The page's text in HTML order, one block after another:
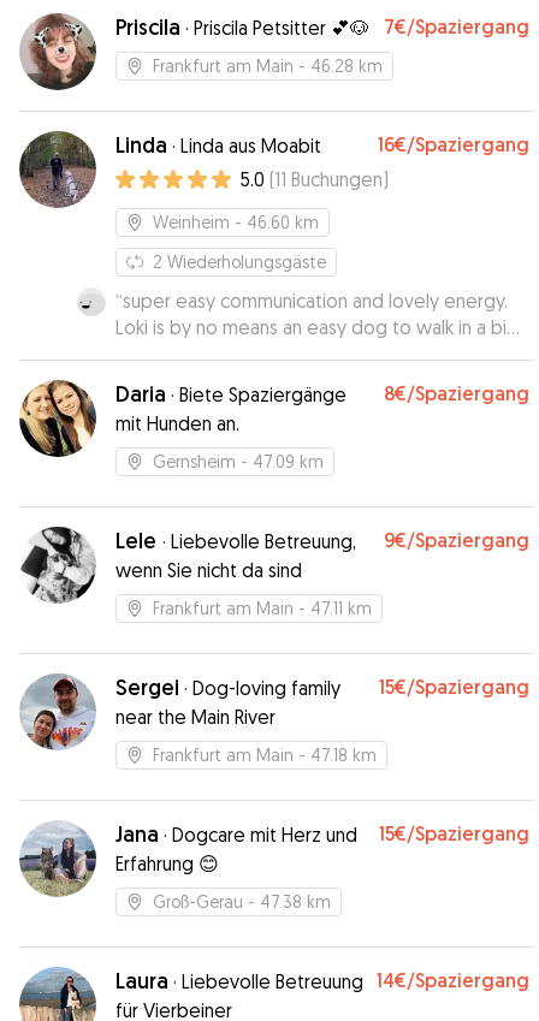
fürsorglich und aufmerksam um Kenzo
gekümmert, viele Kuscheleinheiten, ausgiebige
Spaziergänge und Spieleinheiten. Frauchen hat
Updates über den Tag. :) rundum
empfehlenswert, ist auf jeden Fall meine erste
Wahl 👍”
Priscila · Priscila Petsitter 💕🐶 7€/Spaziergang
Frankfurt am Main - 46.28 km
Linda · Linda aus Moabit 16€/Spaziergang
5.0 (11 Buchungen)
Weinheim - 46.60 km
2 Wiederholungsgäste
“super easy communication and lovely energy.
Loki is by no means an easy dog to walk in a big
city but Linda topped all our expectations.”
Daria · Biete Spaziergänge
mit Hunden an.
8€/Spaziergang
Gernsheim - 47.09 km
Lele · Liebevolle Betreuung,
wenn Sie nicht da sind
9€/Spaziergang
Frankfurt am Main - 47.11 km
Sergei · Dog-loving family
near the Main River
15€/Spaziergang
Frankfurt am Main - 47.18 km
Jana · Dogcare mit Herz und
Erfahrung 😊
15€/Spaziergang
Groß-Gerau - 47.38 km
Laura · Liebevolle Betreuung
für Vierbeiner
14€/Spaziergang